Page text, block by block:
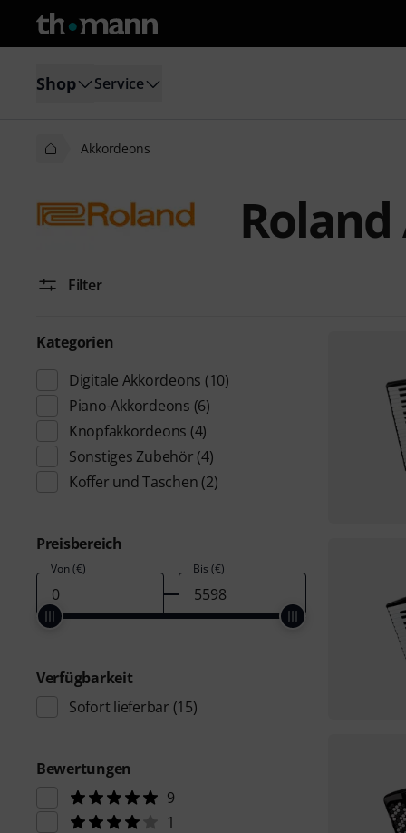
Shop Service
Akkordeons
Filter
Kategorien
Digitale Akkordeons (10)
Piano-Akkordeons (6)
Knopfakkordeons (4)
Sonstiges Zubehör (4)
Koffer und Taschen (2)
Preisbereich
Von (€) Bis (€)
Verfügbarkeit
Sofort lieferbar (15)
Bewertungen
9
1